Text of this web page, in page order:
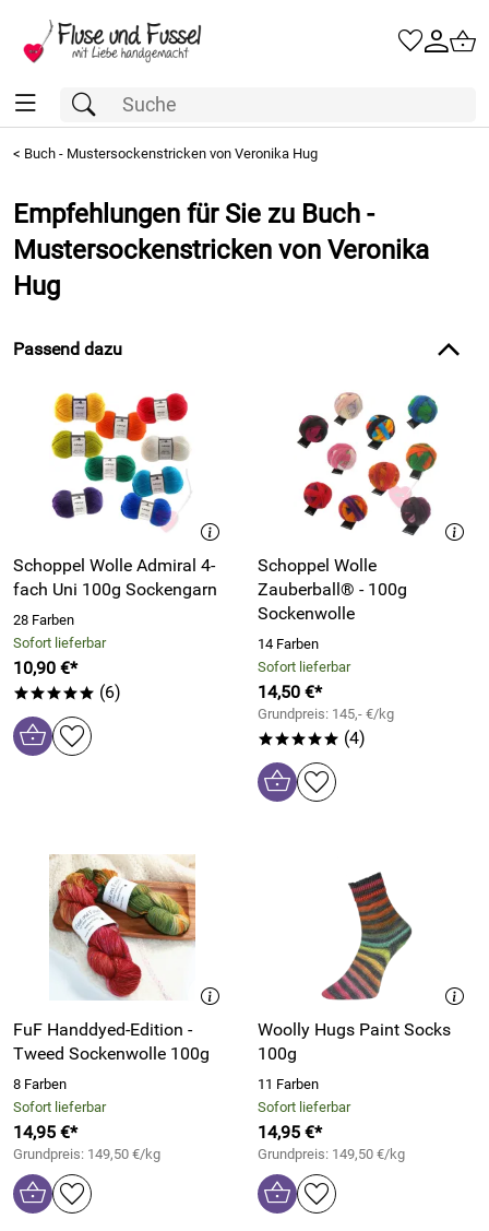
< Buch - Mustersockenstricken von Veronika Hug
Empfehlungen für Sie zu Buch -
Mustersockenstricken von Veronika
Hug
Passend dazu
Schoppel Wolle Admiral 4-
fach Uni 100g Sockengarn
28 Farben
Sofort lieferbar
10,90 €*
***** (6)
Schoppel Wolle
Zauberball® - 100g
Sockenwolle
14 Farben
Sofort lieferbar
14,50 €*
Grundpreis: 145,- €/kg
***** (4)
FuF Handdyed-Edition -
Tweed Sockenwolle 100g
8 Farben
Sofort lieferbar
14,95 €*
Grundpreis: 149,50 €/kg
Woolly Hugs Paint Socks
100g
11 Farben
Sofort lieferbar
14,95 €*
Grundpreis: 149,50 €/kg